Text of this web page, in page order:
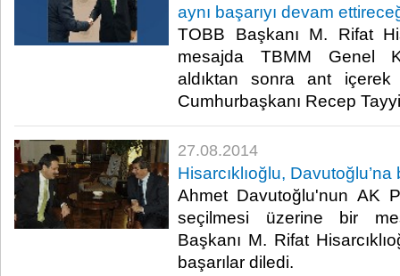
aynı başarıyı devam
TOBB Başkanı M. Rifat
mesajda TBMM Genel
aldıktan sonra ant
Cumhurbaşkanı Recep
27.08.2014
Hisarcıklıoğlu, Davutoğlu’na
Ahmet Davutoğlu'nun AK
seçilmesi üzerine bir
Başkanı M. Rifat
başarılar diledi.​